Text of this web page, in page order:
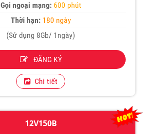
Gọi ngoại mạng: 600 phút
Thời hạn:180 ngày
(Sử dụng 8Gb/ 1ngày)
ĐĂNG KÝ
Chi tiết
12V150B